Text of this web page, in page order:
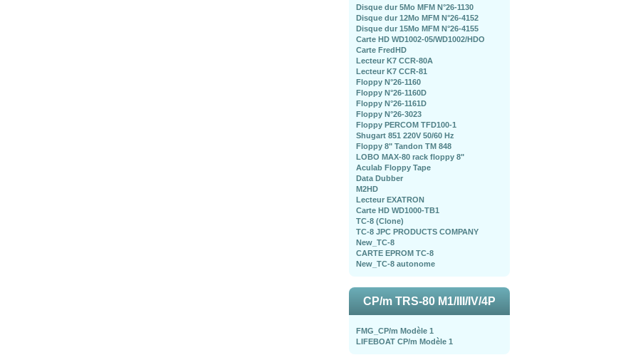
Disque dur 5Mo MFM N°26-1130
Disque dur 12Mo MFM N°26-4152
Disque dur 15Mo MFM N°26-4155
Carte HD WD1002-05/WD1002/HDO
Carte FredHD
Lecteur K7 CCR-80A
Lecteur K7 CCR-81
Floppy N°26-1160
Floppy N°26-1160D
Floppy N°26-1161D
Floppy N°26-3023
Floppy PERCOM TFD100-1
Shugart 851 220V 50/60 Hz
Floppy 8" Tandon TM 848
LOBO MAX-80 rack floppy 8"
Aculab Floppy Tape
Data Dubber
M2HD
Lecteur EXATRON
Carte HD WD1000-TB1
TC-8 (Clone)
TC-8 JPC PRODUCTS COMPANY
New_TC-8
CARTE EPROM TC-8
New_TC-8 autonome
CP/m TRS-80 M1/III/IV/4P
FMG_CP/m Modèle 1
LIFEBOAT CP/m Modèle 1